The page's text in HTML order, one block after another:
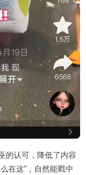
的认可，降低了内容
在这”，自然能戳中